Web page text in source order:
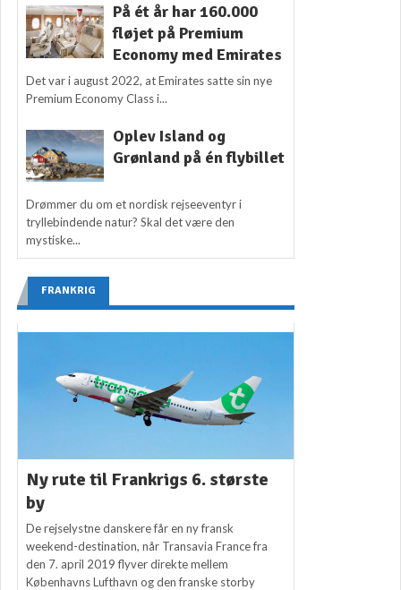
På ét år har 160.000
fløjet på Premium
Economy med Emirates
Det var i august 2022, at Emirates satte sin nye
Premium Economy Class i...
Oplev Island og
Grønland på én flybillet
Drømmer du om et nordisk rejseeventyr i
tryllebindende natur? Skal det være den
mystiske...
FRANKRIG
Ny rute til Frankrigs 6. største
by
De rejselystne danskere får en ny fransk
weekend-destination, når Transavia France fra
den 7. april 2019 flyver direkte mellem
Københavns Lufthavn og den franske storby